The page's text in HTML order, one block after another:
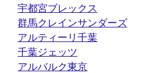
宇都宮ブレックス
群馬クレインサンダーズ
アルティーリ千葉
千葉ジェッツ
アルバルク東京